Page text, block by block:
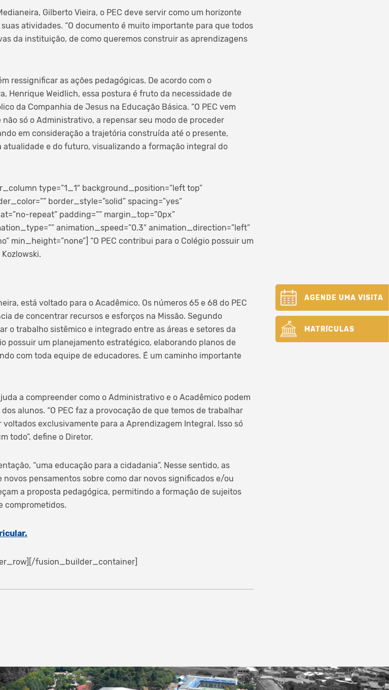
Gilberto Vieira, o PEC deve servir como um horizonte
atividades. “O documento é muito importante para que todos
da instituição, de como queremos construir as aprendizagens
ressignificar as ações pedagógicas. De acordo com o
Henrique Weidlich, essa postura é fruto da necessidade de
da Companhia de Jesus na Educação Básica. “O PEC vem
só o Administrativo, a repensar seu modo de proceder
em consideração a trajetória construída até o presente,
e do futuro, visualizando a formação integral do
type=”1_1″ background_position=”left top”
border_style=”solid” spacing=”yes”
repeat” padding=”” margin_top=”0px”
animation_speed=”0.3″ animation_direction=”left”
min_height=”none”] “O PEC contribui para o Colégio possuir um
está voltado para o Acadêmico. Os números 65 e 68 do PEC
de concentrar recursos e esforços na Missão. Segundo
o trabalho sistêmico e integrado entre as áreas e setores da
possuir um planejamento estratégico, elaborando planos de
com toda equipe de educadores. É um caminho importante
a compreender como o Administrativo e o Acadêmico podem
alunos. “O PEC faz a provocação de que temos de trabalhar
exclusivamente para a Aprendizagem Integral. Isso só
todo”, define o Diretor.
“uma educação para a cidadania”. Nesse sentido, as
pensamentos sobre como dar novos significados e/ou
a proposta pedagógica, permitindo a formação de sujeitos
comprometidos.
fusion_builder_container]
AGENDE UMA VISITA
MATRÍCULAS